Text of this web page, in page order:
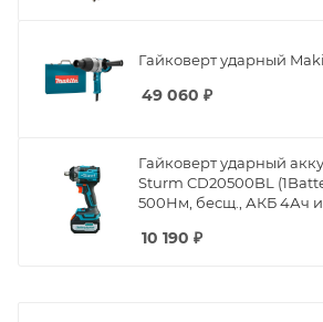
Гайковерт ударный
49 060 ₽
Гайковерт ударный
Sturm CD20500BL
500Нм, бесщ., АКБ 4Ач и
10 190 ₽